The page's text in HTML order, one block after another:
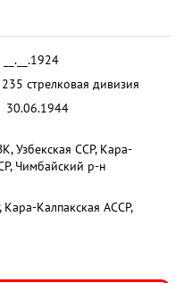
__.__.1924
235 стрелковая дивизия
30.06.1944
Узбекская ССР, Кара-
Чимбайский р-н
Калпакская АССР,